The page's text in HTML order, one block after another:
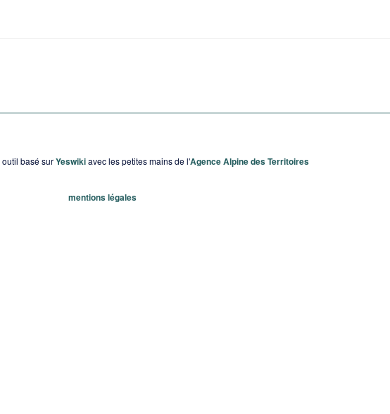
outil basé surYeswikiavec les petites mains de l'Agence Alpine des Territoires
mentions légales